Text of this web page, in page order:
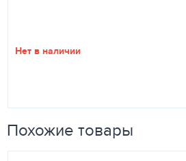
Нет в наличии
Похожие товары